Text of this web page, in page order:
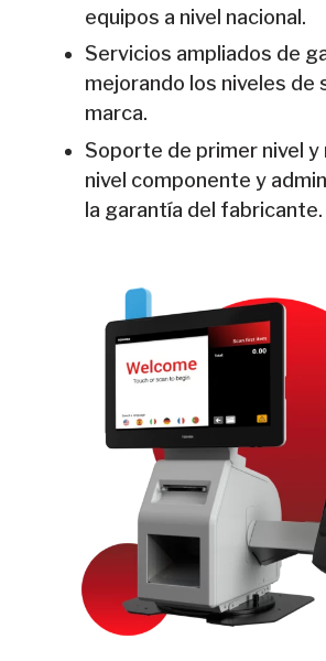
equipos a nivel nacional.
Servicios ampliados de
mejorando los niveles de
marca.
Soporte de primer nivel y
nivel componente y
la garantía del fabricante.